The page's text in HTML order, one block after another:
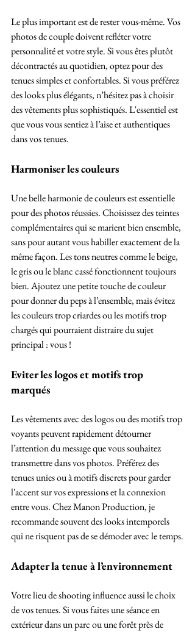
Le plus important est de rester vous-même. Vos
photos de couple doivent refléter votre
personnalité et votre style. Si vous êtes plutôt
décontractés au quotidien, optez pour des
tenues simples et confortables. Si vous préférez
des looks plus élégants, n’hésitez pas à choisir
des vêtements plus sophistiqués. L'essentiel est
que vous vous sentiez à l’aise et authentiques
dans vos tenues.
Harmoniser les couleurs
Une belle harmonie de couleurs est essentielle
pour des photos réussies. Choisissez des teintes
complémentaires qui se marient bien ensemble,
sans pour autant vous habiller exactement de la
même façon. Les tons neutres comme le beige,
le gris ou le blanc cassé fonctionnent toujours
bien. Ajoutez une petite touche de couleur
pour donner du peps à l’ensemble, mais évitez
les couleurs trop criardes ou les motifs trop
chargés qui pourraient distraire du sujet
principal : vous !
Eviter les logos et motifs trop
marqués
Les vêtements avec des logos ou des motifs trop
voyants peuvent rapidement détourner
l’attention du message que vous souhaitez
transmettre dans vos photos. Préférez des
tenues unies ou à motifs discrets pour garder
l'accent sur vos expressions et la connexion
entre vous. Chez Manon Production, je
recommande souvent des looks intemporels
qui ne risquent pas de se démoder avec le temps.
Adapter la tenue à l’environnement
Votre lieu de shooting influence aussi le choix
de vos tenues. Si vous faites une séance en
extérieur dans un parc ou une forêt près de